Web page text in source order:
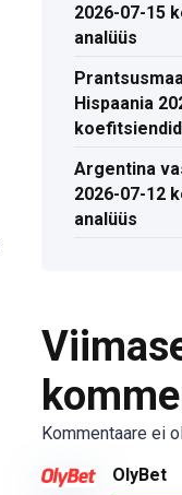
2026-07-15
analüüs
Hispaania
Argentina
2026-07-12
analüüs
Kommentaare ei
OlyBet